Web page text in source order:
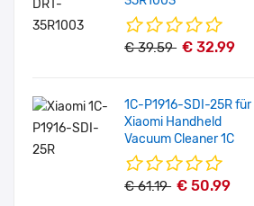
€ 39.59 € 32.99
1C-P1916-SDI-25R für
Xiaomi Handheld
Vacuum Cleaner 1C
€ 61.19 € 50.99